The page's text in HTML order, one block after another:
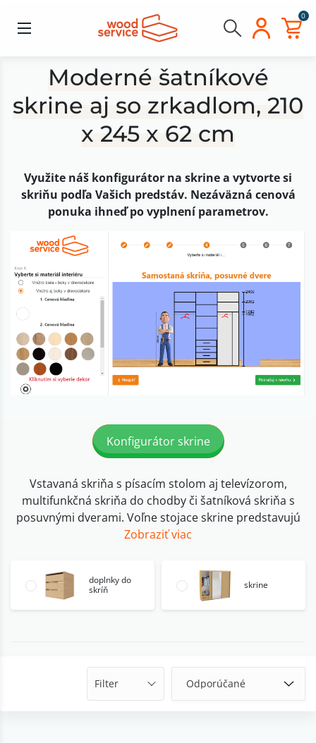
0
Moderné šatníkové
skrine aj so zrkadlom, 210
x 245 x 62 cm
Využite náš konfigurátor na skrine a vytvorte si
skriňu podľa Vašich predstáv. Nezáväzná cenová
ponuka ihneď po vyplnení parametrov.
Konfigurátor skrine
Vstavaná skriňa s písacím stolom aj televízorom,
multifunkčná skriňa do chodby či šatníková skriňa s
posuvnými dverami. Voľne stojace skrine predstavujú
Zobraziť viac
doplnky do
skríň
skrine
Filter